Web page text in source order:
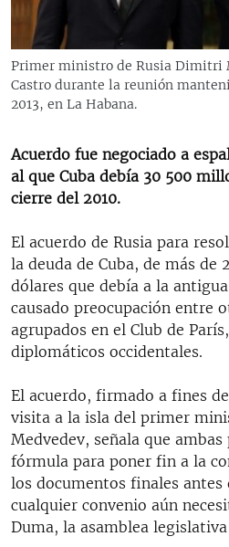
RADIO MARTÍ
ESPECIALES
ESPECIALES
LA REALIDAD DE LA VIVIENDA
SER VIEJO EN CUBA
KENTU-CUBANO
DESINFORMACIÓN RUSA EN
LA INVASIÓN DE RUSIA A
MULTIMEDIA
EDITORIALES
SÍGUENOS
Primer ministro de Rusia Dimitri
Castro durante la reunión
2013, en La Habana.
Acuerdo fue negociado a
al que Cuba debía 30 500
cierre del 2010.
El acuerdo de Rusia para
la deuda de Cuba, de más de
dólares que debía a la
causado preocupación entre
agrupados en el Club de
diplomáticos occidentales.
El acuerdo, firmado a fines
visita a la isla del primer
Medvedev, señala que
fórmula para poner fin a la
los documentos finales antes
cualquier convenio aún
Duma, la asamblea legislativa